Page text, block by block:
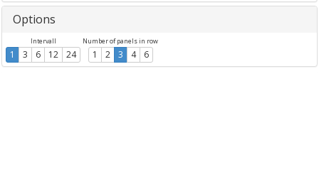
Options
Intervall
1 3 6 12 24
Number of panels in row
1 2 3 4 6